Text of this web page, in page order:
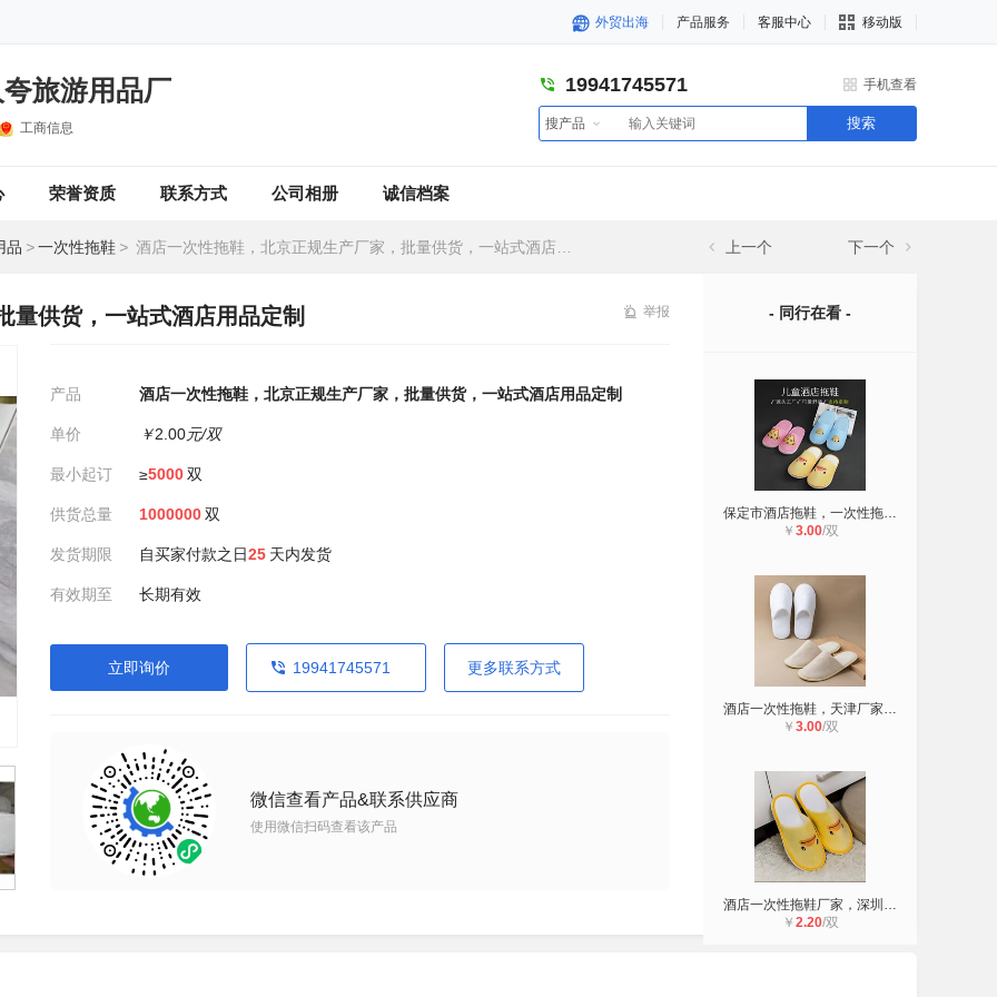
外贸出海 产品服务 客服中心 移动版
旅游用品厂
工商信息
19941745571 手机查看
搜产品 搜索
荣誉资质 联系方式 公司相册 诚信档案
品 >一次性拖鞋 > 酒店一次性拖鞋，北京正规生产厂家，批量供货，一站式酒店用品定制 上一个 下一个
量供货，一站式酒店用品定制 举报
产品 酒店一次性拖鞋，北京正规生产厂家，批量供货，一站式酒店用品定制
单价 ￥2.00元/双
最小起订 ≥5000双
供货总量 1000000双
发货期限 自买家付款之日25 天内发货
有效期至 长期有效
立即询价 19941745571 更多联系方式
微信查看产品&联系供应商
使用微信扫码查看该产品
- 同行在看 -
保定市酒店拖鞋，一次性拖鞋批发厂家
￥ 3.00/双
酒店一次性拖鞋，天津厂家批发，品质
￥ 3.00/双
酒店一次性拖鞋厂家，深圳源头工厂批
￥ 2.20/双